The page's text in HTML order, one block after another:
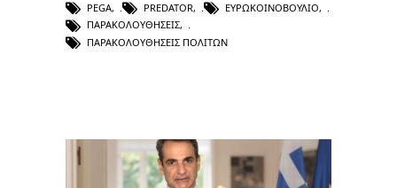
PEGA, PREDATOR, ΕΥΡΩΚΟΙΝΟΒΟΎΛΙΟ,
ΠΑΡΑΚΟΛΟΥΘΉΣΕΙΣ,
ΠΑΡΑΚΟΛΟΥΘΉΣΕΙΣ ΠΟΛΙΤΏΝ